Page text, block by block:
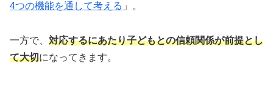
4つの機能を通して考える 」。
一方で、 対応するにあたり子どもとの信頼関係が前提とし
て大切になってきます。